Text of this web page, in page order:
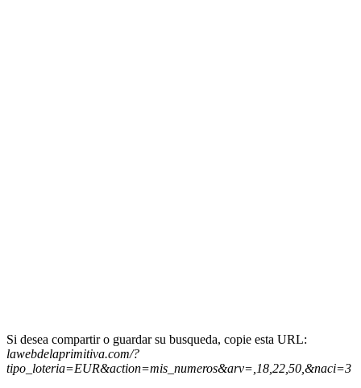
Si desea compartir o guardar su busqueda, copie esta URL:
lawebdelaprimitiva.com/?
tipo_loteria=EUR&action=mis_numeros&arv=,18,22,50,&naci=3